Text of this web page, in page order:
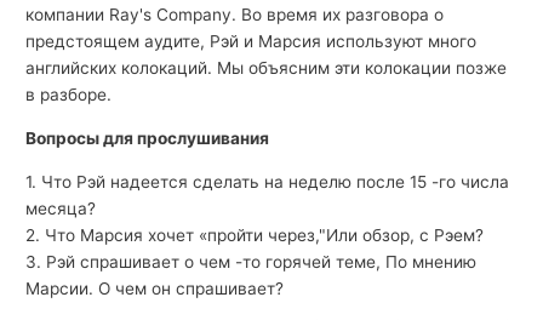
компании Ray's Company. Во время их разговора о
предстоящем аудите, Рэй и Марсия используют много
английских колокаций. Мы объясним эти колокации позже
в разборе.
Вопросы для прослушивания
1. Что Рэй надеется сделать на неделю после 15 -го числа
месяца?
2. Что Марсия хочет «пройти через,"Или обзор, с Рэем?
3. Рэй спрашивает о чем -то горячей теме, По мнению
Марсии. О чем он спрашивает?